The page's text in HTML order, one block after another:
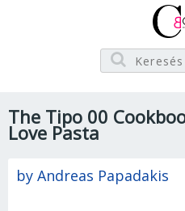
The Tipo 00
Love Pasta
by Andreas Papadakis